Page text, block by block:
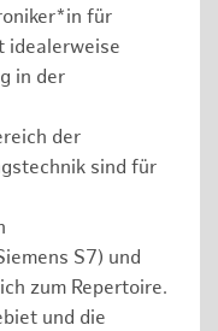
für
idealerweise
in der
der
sind für
S7) und
zum Repertoire.
und die